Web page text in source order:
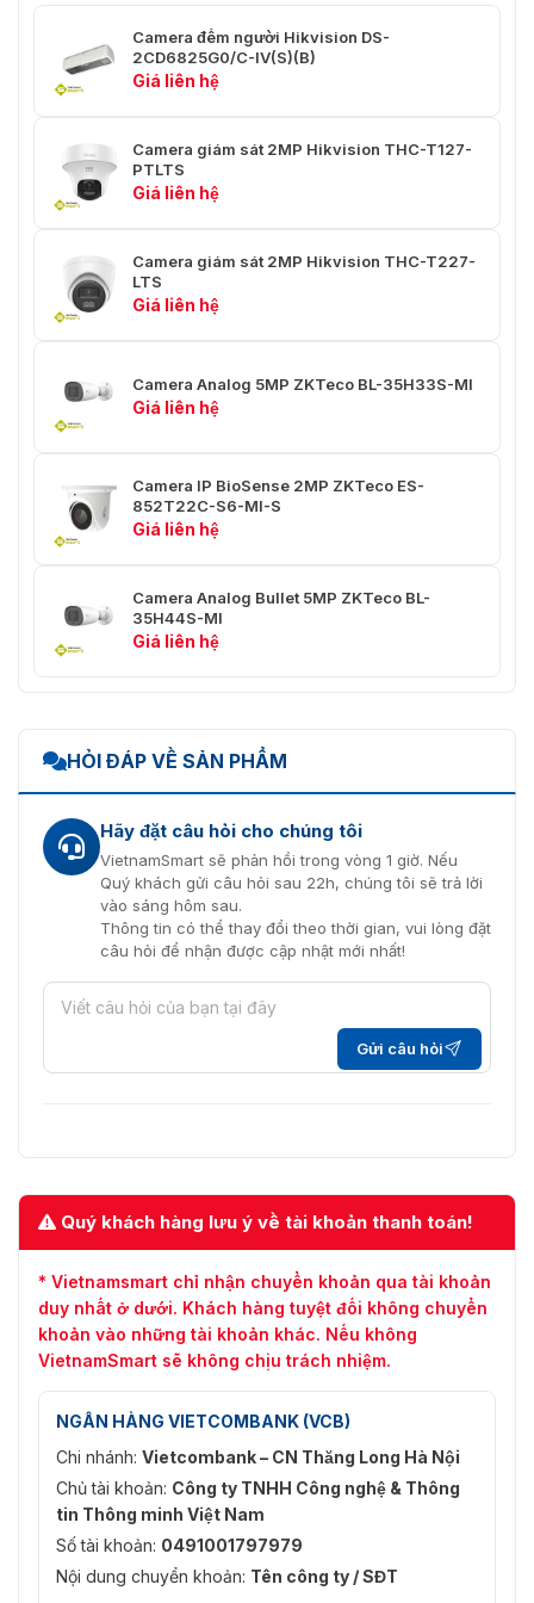
Khẩu độ tối đa F1.7 đến F3.3
Trường nhìn
Nhận dạng: 61 m / 105,8 m
P/T
Phạm vi Pan / Tilt
Pan: 0° đến 360°, Tilt: -10° đến
90°
Tốc độ Pan
Tốc độ nghiêng 0,1° đến 180°/giây
Cài đặt trước
Nhóm mẫu 4
Chế độ tự động
động phát hiện khi bật nguồn,
Tốc độ quay thay đổi theo tỷ lệ
thu phóng quang học
Giao thức Pelco-D
H.265 / H.264
5 MP (2592 × 1944) / 4 MP (2560
Tốc độ khung hình
video tối đa
khung hình/giây (2592 × 1944,
2560 × 1440, 1920 × 1080, 1280
× 960, 1280 × 720); 60 Hz
(NTSC): 30 khung hình/giây
(2592 × 1944, 2560 × 1440, 1920
× 1080, 1280 × 960, 1280 × 720)
Luồng phụ: 50 Hz (PAL): 25
khung hình/giây (704 × 576, 640
30 fps (704 × 576, 640 × 480,
640 × 360)
Khả năng phát
video
Luồng kép
Kiểm soát tốc độ bit CBR / VBR
Camera đếm người Hikvision DS-
2CD6825G0/C-IV(S)(B)
Giá liên hệ
Camera giám sát 2MP Hikvision THC-T127-
PTLTS
Giá liên hệ
Camera giám sát 2MP Hikvision THC-T227-
LTS
Giá liên hệ
Camera Analog 5MP ZKTeco BL-35H33S-MI
Giá liên hệ
Camera IP BioSense 2MP ZKTeco ES-
852T22C-S6-MI-S
Giá liên hệ
Camera Analog Bullet 5MP ZKTeco BL-
35H44S-MI
Giá liên hệ
HỎI ĐÁP VỀ SẢN PHẨM
Hãy đặt câu hỏi cho chúng tôi
VietnamSmart sẽ phản hồi trong vòng 1 giờ. Nếu
Quý khách gửi câu hỏi sau 22h, chúng tôi sẽ trả lời
vào sáng hôm sau.
Thông tin có thể thay đổi theo thời gian, vui lòng đặt
câu hỏi để nhận được cập nhật mới nhất!
Gửi câu hỏi
Quý khách hàng lưu ý về tài khoản thanh toán!
* Vietnamsmart chỉ nhận chuyển khoản qua tài khoản
duy nhất ở dưới. Khách hàng tuyệt đối không chuyển
khoản vào những tài khoản khác. Nếu không
VietnamSmart sẽ không chịu trách nhiệm.
NGÂN HÀNG VIETCOMBANK (VCB)
Chi nhánh: Vietcombank – CN Thăng Long Hà Nội
Chủ tài khoản: Công ty TNHH Công nghệ & Thông
tin Thông minh Việt Nam
Số tài khoản: 0491001797979
Nội dung chuyển khoản: Tên công ty / SĐT